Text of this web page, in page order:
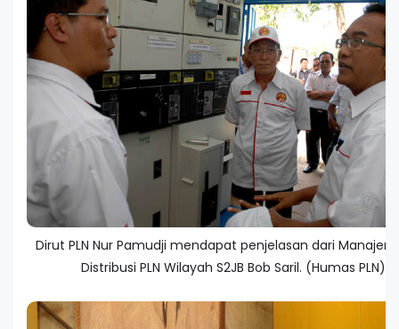
Dirut PLN Nur Pamudji mendapat penjelasan dari Manajer
Distribusi PLN Wilayah S2JB Bob Saril. (Humas PLN).